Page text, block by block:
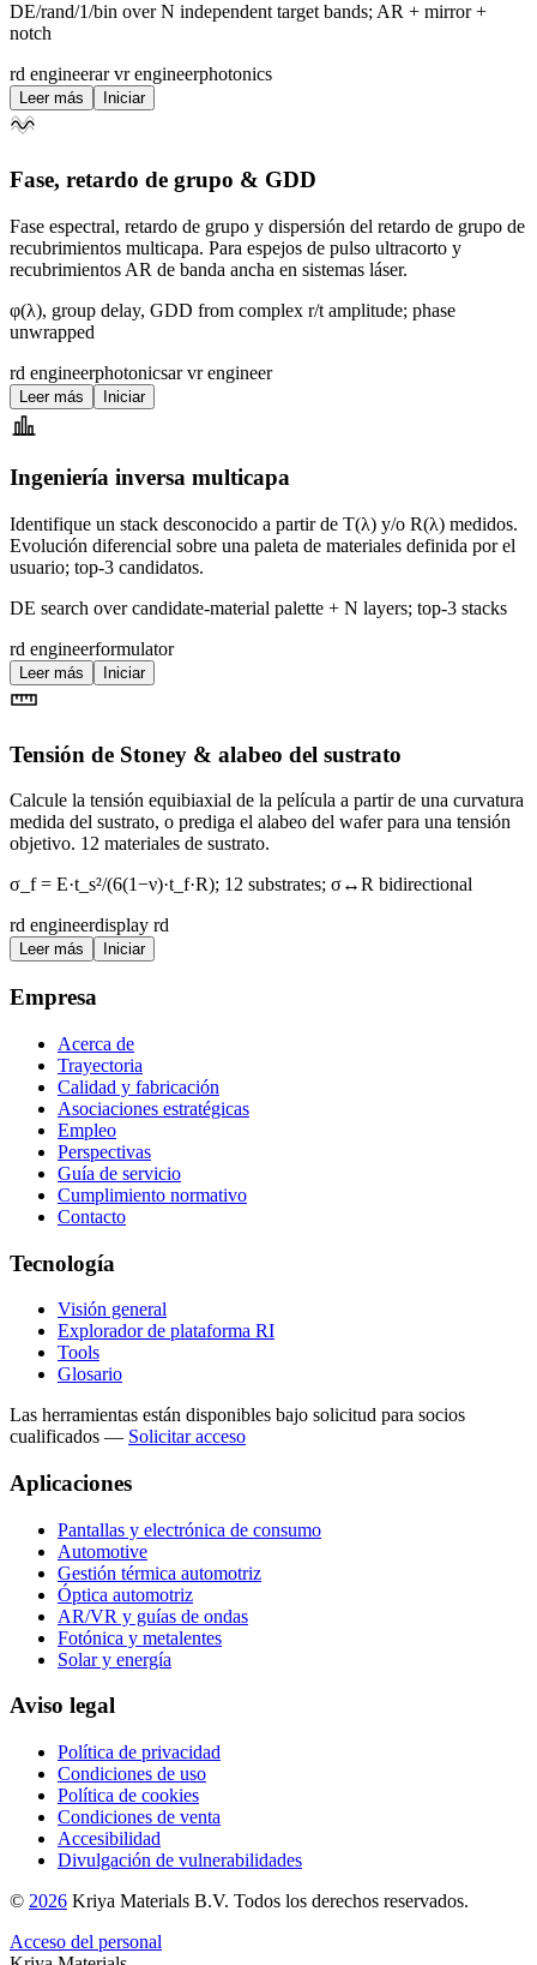
DE/rand/1/bin over N independent target bands; AR + mirror +
notch
rd engineerar vr engineerphotonics
Leer más Iniciar
Fase, retardo de grupo & GDD
Fase espectral, retardo de grupo y dispersión del retardo de grupo de
recubrimientos multicapa. Para espejos de pulso ultracorto y
recubrimientos AR de banda ancha en sistemas láser.
φ(λ), group delay, GDD from complex r/t amplitude; phase
unwrapped
rd engineerphotonicsar vr engineer
Leer más Iniciar
Ingeniería inversa multicapa
Identifique un stack desconocido a partir de T(λ) y/o R(λ) medidos.
Evolución diferencial sobre una paleta de materiales definida por el
usuario; top-3 candidatos.
DE search over candidate-material palette + N layers; top-3 stacks
rd engineerformulator
Leer más Iniciar
Tensión de Stoney & alabeo del sustrato
Calcule la tensión equibiaxial de la película a partir de una curvatura
medida del sustrato, o prediga el alabeo del wafer para una tensión
objetivo. 12 materiales de sustrato.
σ_f = E·t_s²/(6(1−ν)·t_f·R); 12 substrates; σ↔R bidirectional
rd engineerdisplay rd
Leer más Iniciar
Empresa
Acerca de
Trayectoria
Calidad y fabricación
Asociaciones estratégicas
Empleo
Perspectivas
Guía de servicio
Cumplimiento normativo
Contacto
Tecnología
Visión general
Explorador de plataforma RI
Tools
Glosario
Las herramientas están disponibles bajo solicitud para socios
cualificados — Solicitar acceso
Aplicaciones
Pantallas y electrónica de consumo
Automotive
Gestión térmica automotriz
Óptica automotriz
AR/VR y guías de ondas
Fotónica y metalentes
Solar y energía
Aviso legal
Política de privacidad
Condiciones de uso
Política de cookies
Condiciones de venta
Accesibilidad
Divulgación de vulnerabilidades
© 2026 Kriya Materials B.V. Todos los derechos reservados.
Acceso del personal